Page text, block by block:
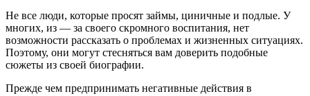
Не все люди, которые просят займы, циничные и подлые. У
многих, из — за своего скромного воспитания, нет
возможности рассказать о проблемах и жизненных ситуациях.
Поэтому, они могут стесняться вам доверить подобные
сюжеты из своей биографии.
Прежде чем предпринимать негативные действия в